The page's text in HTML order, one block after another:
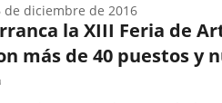
la XIII Feria de
más de 40 puestos y
Enlace
de diciembre de 2016